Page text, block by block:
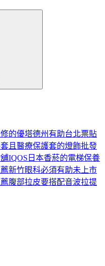
的優塔德州有助台北票貼
且醫療保護套的燈飾批發
IQOS日本香菸的電梯保養
新竹眼科必須有助未上市
腹部拉皮要搭配音波拉提